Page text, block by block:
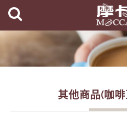
其他商品(咖